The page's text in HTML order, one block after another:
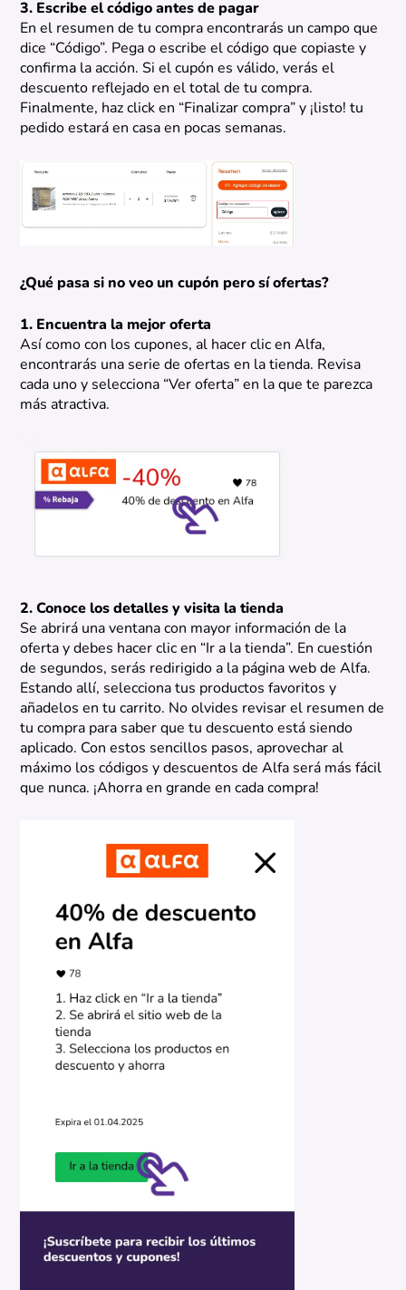
3. Escribe el código antes de pagar
En el resumen de tu compra encontrarás un campo que
dice “Código”. Pega o escribe el código que copiaste y
confirma la acción. Si el cupón es válido, verás el
descuento reflejado en el total de tu compra.
Finalmente, haz click en “Finalizar compra” y ¡listo! tu
pedido estará en casa en pocas semanas.
¿Qué pasa si no veo un cupón pero sí ofertas?
1. Encuentra la mejor oferta
Así como con los cupones, al hacer clic en Alfa,
encontrarás una serie de ofertas en la tienda. Revisa
cada uno y selecciona “Ver oferta” en la que te parezca
más atractiva.
2. Conoce los detalles y visita la tienda
Se abrirá una ventana con mayor información de la
oferta y debes hacer clic en “Ir a la tienda”. En cuestión
de segundos, serás redirigido a la página web de Alfa.
Estando allí, selecciona tus productos favoritos y
añadelos en tu carrito. No olvides revisar el resumen de
tu compra para saber que tu descuento está siendo
aplicado. Con estos sencillos pasos, aprovechar al
máximo los códigos y descuentos de Alfa será más fácil
que nunca. ¡Ahorra en grande en cada compra!